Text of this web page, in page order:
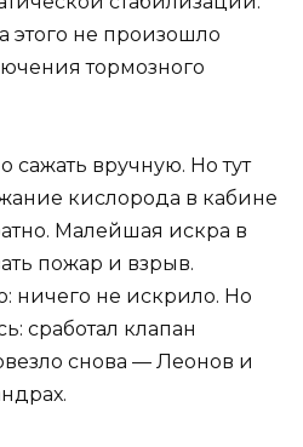
этого не произошло
тормозного
сажать вручную. Но тут
кислорода в кабине
Малейшая искра в
пожар и взрыв.
ничего не искрило. Но
сработал клапан
снова — Леонов и